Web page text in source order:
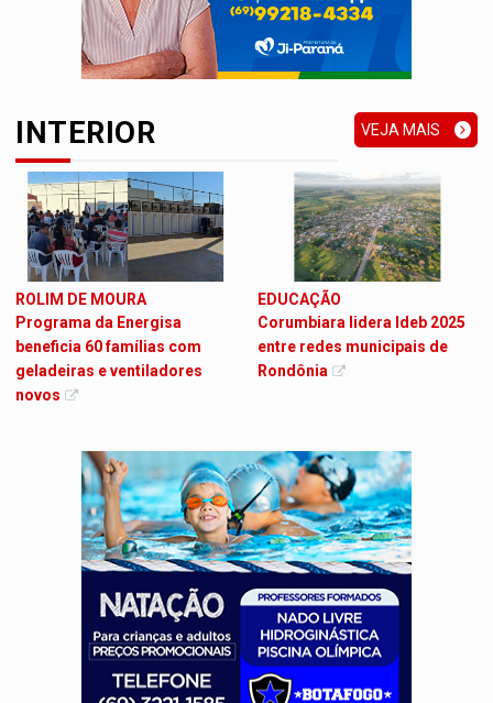
INTERIOR VEJA MAIS
ROLIM DE MOURA
Programa da Energisa
beneficia 60 famílias com
geladeiras e ventiladores
novos
EDUCAÇÃO
Corumbiara lidera Ideb 2025
entre redes municipais de
Rondônia